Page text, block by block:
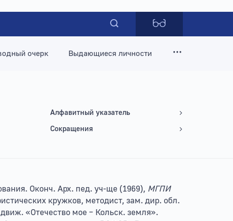
очерк Выдающиеся личности
Алфавитный указатель
Сокращения
Оконч. Арх. пед. уч-ще (1969), МГПИ
кружков, методист, зам. дир. обл.
«Отечество мое – Кольск. земля».